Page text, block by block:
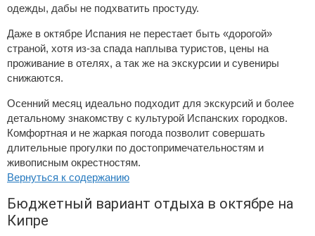
одежды, дабы не подхватить простуду.
Даже в октябре Испания не перестает быть «дорогой»
страной, хотя из-за спада наплыва туристов, цены на
проживание в отелях, а так же на экскурсии и сувениры
снижаются.
Осенний месяц идеально подходит для экскурсий и более
детальному знакомству с культурой Испанских городков.
Комфортная и не жаркая погода позволит совершать
длительные прогулки по достопримечательностям и
живописным окрестностям.
Вернуться к содержанию
Бюджетный вариант отдыха в октябре на
Кипре